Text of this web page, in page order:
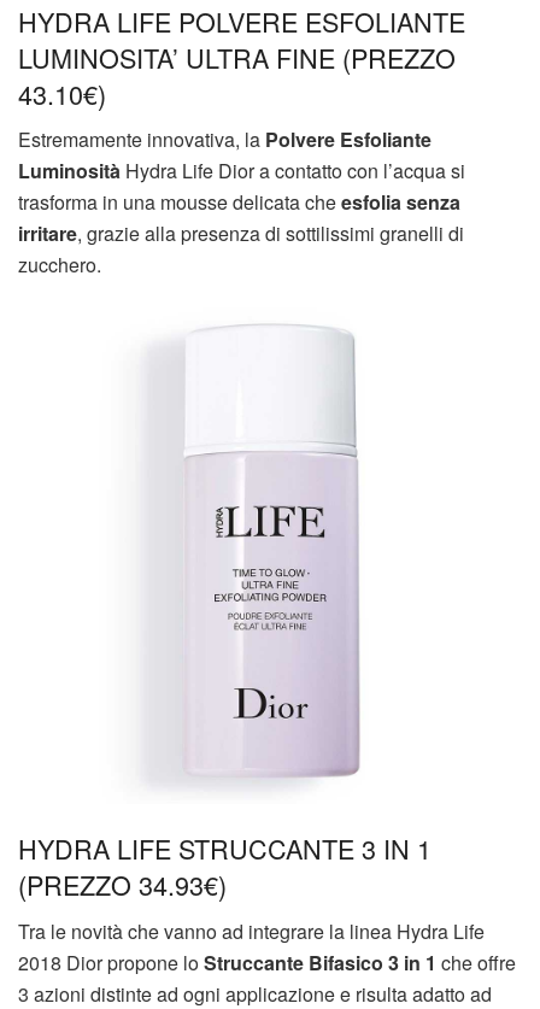
HYDRA LIFE POLVERE ESFOLIANTE
LUMINOSITA’ ULTRA FINE (PREZZO
43.10€)
Estremamente innovativa, la Polvere Esfoliante
Luminosità Hydra Life Dior a contatto con l’acqua si
trasforma in una mousse delicata cheesfolia senza
irritare, grazie alla presenza di sottilissimi granelli di
zucchero.
HYDRA LIFE STRUCCANTE 3 IN 1
(PREZZO 34.93€)
Tra le novità che vanno ad integrare la linea Hydra Life
2018 Dior propone loStruccante Bifasico 3 in 1 che offre
3 azioni distinte ad ogni applicazione e risulta adatto ad